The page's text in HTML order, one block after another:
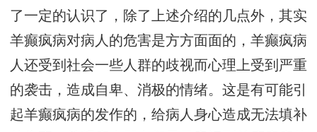
了一定的认识了，除了上述介绍的几点外，其实
羊癫疯病对病人的危害是方方面面的，羊癫疯病
人还受到社会一些人群的歧视而心理上受到严重
的袭击，造成自卑、消极的情绪。这是有可能引
起羊癫疯病的发作的，给病人身心造成无法填补